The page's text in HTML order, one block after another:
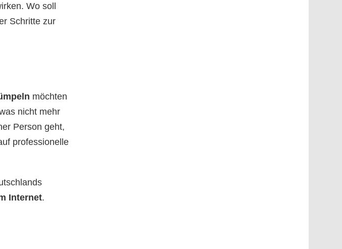
Wo soll
Schritte zur
möchten
nicht mehr
Person geht,
professionelle
Internet.